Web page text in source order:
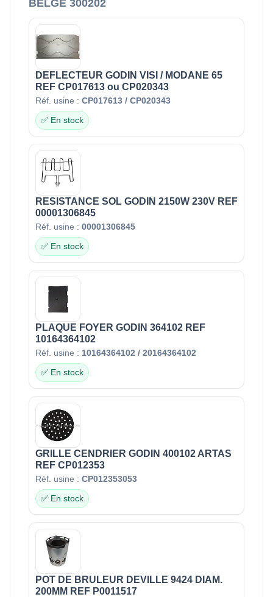
BELGE 300202
DEFLECTEUR GODIN VISI / MODANE 65
REF CP017613 ou CP020343
Réf. usine : CP017613 / CP020343
✅ En stock
RESISTANCE SOL GODIN 2150W 230V REF
00001306845
Réf. usine : 00001306845
✅ En stock
PLAQUE FOYER GODIN 364102 REF
10164364102
Réf. usine : 10164364102 / 20164364102
✅ En stock
GRILLE CENDRIER GODIN 400102 ARTAS
REF CP012353
Réf. usine : CP012353053
✅ En stock
POT DE BRULEUR DEVILLE 9424 DIAM.
200MM REF P0011517